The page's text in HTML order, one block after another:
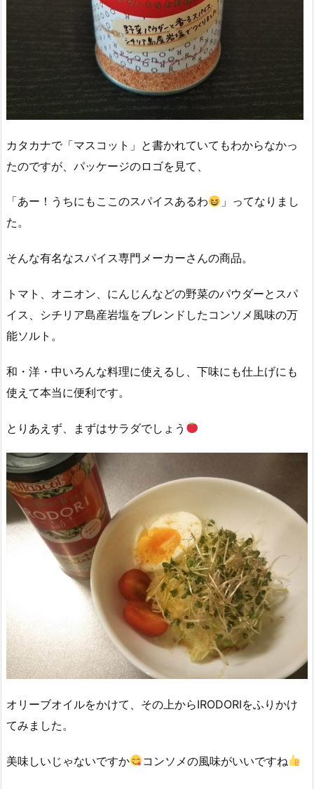
カタカナで「マスコット」と書かれていてもわからなかっ
たのですが、パッケージのロゴを見て、
「あー！うちにもここのスパイスあるわ
」ってなりまし
た。
そんな有名なスパイス専門メーカーさんの商品。
トマト、オニオン、にんじんなどの野菜のパウダーとスパ
イス、シチリア島産岩塩をブレンドしたコンソメ風味の万
能ソルト。
和・洋・中いろんな料理に使えるし、下味にも仕上げにも
使えて本当に便利です。
とりあえず、まずはサラダでしょう
オリーブオイルをかけて、その上からIRODORIをふりかけ
てみました。
美味しいじゃないですか コンソメの風味がいいですね